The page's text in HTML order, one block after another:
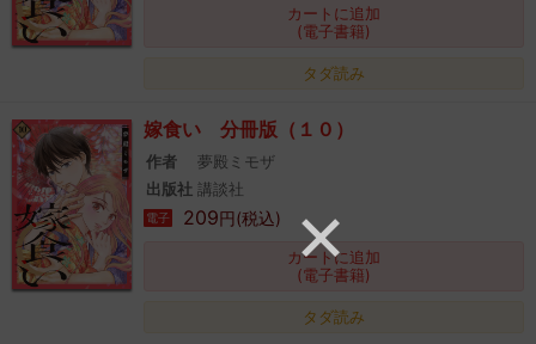
カートに追加
(電子書籍)
タダ読み
嫁食い 分冊版（１０）
作者
夢殿ミモザ
出版社 講談社
電子 209円(税込)
カートに追加
(電子書籍)
タダ読み